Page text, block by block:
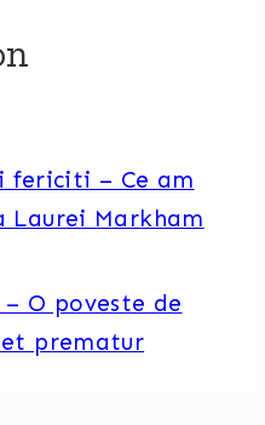
– Ce am
Markham
O poveste de
prematur